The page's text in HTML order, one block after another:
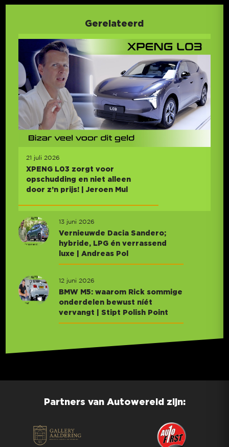
Gerelateerd
21 juli 2026
XPENG L03 zorgt voor
opschudding en niet alleen
door z’n prijs! | Jeroen Mul
13 juni 2026
Vernieuwde Dacia Sandero;
hybride, LPG én verrassend
luxe | Andreas Pol
12 juni 2026
BMW M5: waarom Rick sommige
onderdelen bewust níét
vervangt | Stipt Polish Point
Partners van Autowereld zijn: